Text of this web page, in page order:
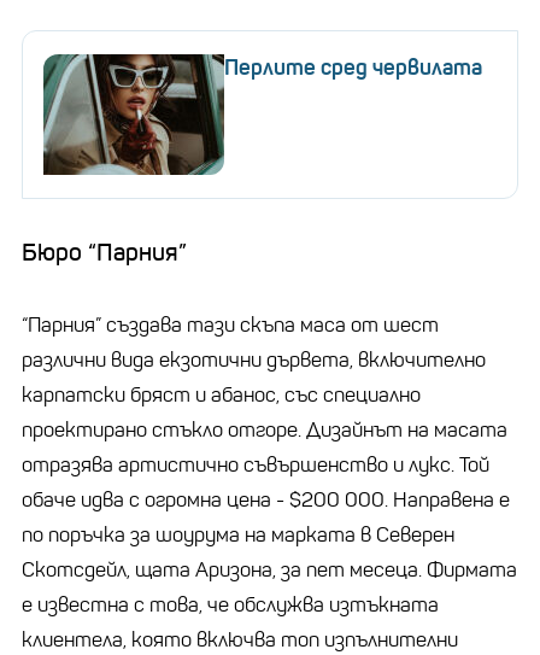
Перлите сред червилата
Бюро “Парния”
“Парния” създава тази скъпа маса от шест
различни вида екзотични дървета, включително
карпатски бряст и абанос, със специално
проектирано стъкло отгоре. Дизайнът на масата
отразява артистично съвършенство и лукс. Той
обаче идва с огромна цена - $200 000. Направена е
по поръчка за шоурума на марката в Северен
Скотсдейл, щата Аризона, за пет месеца. Фирмата
е известна с това, че обслужва изтъкната
клиентела, която включва топ изпълнителни